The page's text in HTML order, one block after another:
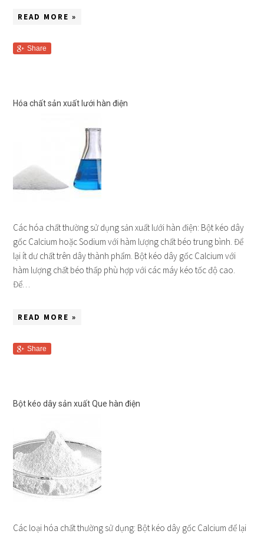
READ MORE »
Share
Hóa chất sản xuất lưới hàn điện
Các hóa chất thường sử dụng sản xuất lưới hàn điện: Bột kéo dây
gốc Calcium hoặc Sodium với hàm lượng chất béo trung bình. Để
lại ít dư chất trên dây thành phẩm. Bột kéo dây gốc Calcium với
hàm lượng chất béo thấp phù hợp với các máy kéo tốc độ cao.
Để…
READ MORE »
Share
Bột kéo dây sản xuất Que hàn điện
Các loại hóa chất thường sử dụng: Bột kéo dây gốc Calcium để lại